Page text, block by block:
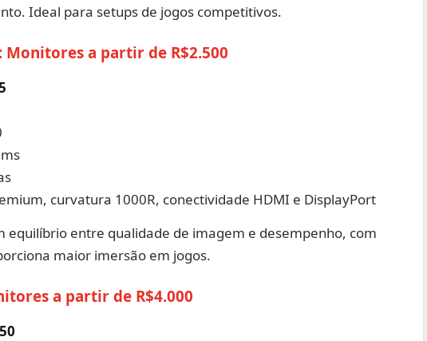
Ideal para setups de jogos competitivos.
a partir de R$2.500
curvatura 1000R, conectividade HDMI e DisplayPort
equilíbrio entre qualidade de imagem e desempenho, com
maior imersão em jogos.
a partir de R$4.000